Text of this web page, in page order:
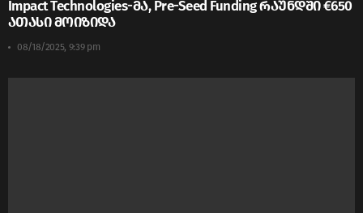
Impact Technologies-მა, Pre-Seed Funding რაუნდში €650
ათასი მოიზიდა
08/18/2025, 9:39 pm